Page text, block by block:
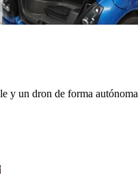
y un dron de forma autónoma